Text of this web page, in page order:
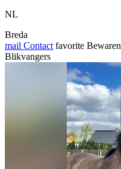
NL
Breda
mail Contact favorite Bewaren
Blikvangers